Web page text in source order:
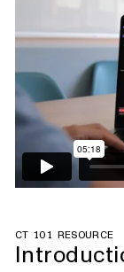
CT 101 RESOURCE